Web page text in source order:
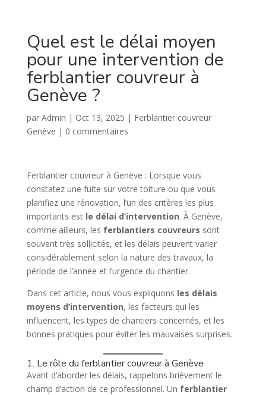
Quel est le délai moyen
pour une intervention de
ferblantier couvreur à
Genève ?
par Admin | Oct 13, 2025 | Ferblantier couvreur
Genève | 0 commentaires
Ferblantier couvreur à Genève : Lorsque vous
constatez une fuite sur votre toiture ou que vous
planifiez une rénovation, l’un des critères les plus
importants est le délai d’intervention. À Genève,
comme ailleurs, les ferblantiers couvreurs sont
souvent très sollicités, et les délais peuvent varier
considérablement selon la nature des travaux, la
période de l’année et l’urgence du chantier.
Dans cet article, nous vous expliquons les délais
moyens d’intervention, les facteurs qui les
influencent, les types de chantiers concernés, et les
bonnes pratiques pour éviter les mauvaises surprises.
1. Le rôle du ferblantier couvreur à Genève
Avant d’aborder les délais, rappelons brièvement le
champ d’action de ce professionnel. Un ferblantier